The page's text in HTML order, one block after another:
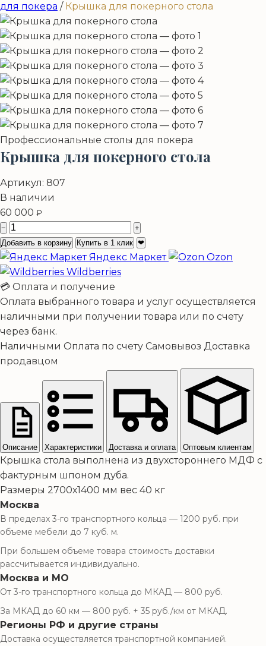
для покера / Крышка для покерного стола
Профессиональные столы для покера
Крышка для покерного стола
Артикул: 807
В наличии
60 000 ₽
−
+
Добавить в корзину
Купить в 1 клик ❤
Яндекс Маркет
Ozon
Wildberries
💳 Оплата и получение
Оплата выбранного товара и услуг осуществляется
наличными при получении товара или по счету
через банк.
Наличными Оплата по счету Самовывоз Доставка
продавцом
Описание Характеристики Доставка и оплата Оптовым клиентам
Крышка стола выполнена из двухстороннего МДФ с
фактурным шпоном дуба.
Размеры 2700х1400 мм вес 40 кг
Москва
В пределах 3-го транспортного кольца — 1200 руб. при
объеме мебели до 7 куб. м.
При большем объеме товара стоимость доставки
рассчитывается индивидуально.
Москва и МО
От 3-го транспортного кольца до МКАД — 800 руб.
За МКАД до 60 км — 800 руб. + 35 руб./км от МКАД.
Регионы РФ и другие страны
Доставка осуществляется транспортной компанией.